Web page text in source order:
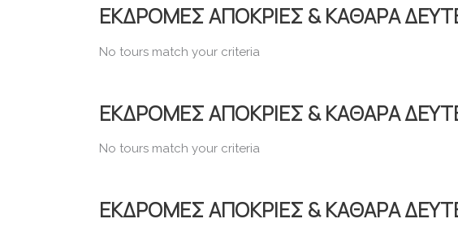
ΕΚΔΡΟΜΕΣ ΑΠΟΚΡΙΕΣ & ΚΑΘΑΡΑ
No tours match your criteria
ΕΚΔΡΟΜΕΣ ΑΠΟΚΡΙΕΣ & ΚΑΘΑΡΑ
No tours match your criteria
ΕΚΔΡΟΜΕΣ ΑΠΟΚΡΙΕΣ & ΚΑΘΑΡΑ